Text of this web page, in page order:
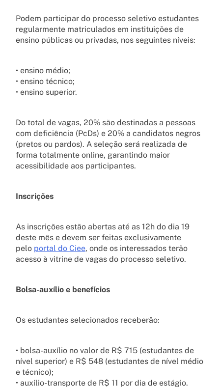
Podem participar do processo seletivo estudantes
regularmente matriculados em instituições de
ensino públicas ou privadas, nos seguintes níveis:
• ensino médio;
• ensino técnico;
• ensino superior.
Do total de vagas, 20% são destinadas a pessoas
com deficiência (PcDs) e 20% a candidatos negros
(pretos ou pardos). A seleção será realizada de
forma totalmente online, garantindo maior
acessibilidade aos participantes.
Inscrições
As inscrições estão abertas até as 12h do dia 19
deste mês e devem ser feitas exclusivamente
pelo portal do Ciee, onde os interessados terão
acesso à vitrine de vagas do processo seletivo.
Bolsa-auxílio e benefícios
Os estudantes selecionados receberão:
• bolsa-auxílio no valor de R$ 715 (estudantes de
nível superior) e R$ 548 (estudantes de nível médio
e técnico);
• auxílio-transporte de R$ 11 por dia de estágio.